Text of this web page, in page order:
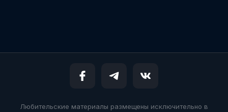
Любительские материалы размещены исключительно в